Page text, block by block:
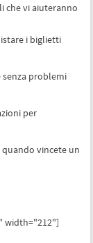
che vi aiuteranno
i biglietti
problemi
per
vincete un
width="212"]